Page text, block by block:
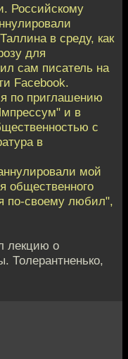
Российскому
в среду, как
для
сам писатель на
Facebook.
по приглашению
и в
с
в
мой
общественного
по-своему любил",
лекцию о
Толерантненько,